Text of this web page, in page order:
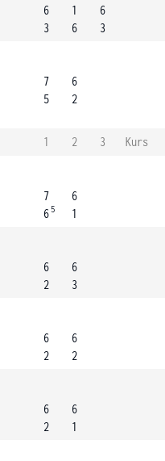
6
3
1
6
6
3
7
5
6
2
1 2 3
Kurs
7
6 5
6
1
6
2
6
3
6
2
6
2
6
2
6
1